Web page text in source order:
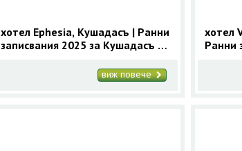
хотел Ephesia, Кушадасъ | Ранни
записвания 2025 за Кушадасъ с
виж повече
хотел
Ранни